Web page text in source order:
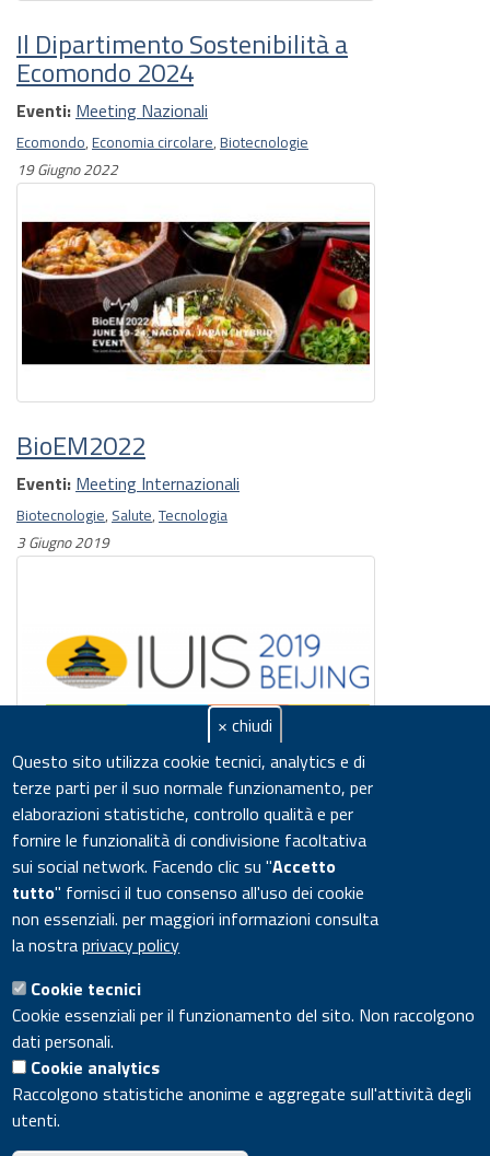
Il Dipartimento Sostenibilità a
Ecomondo 2024
Eventi: Meeting Nazionali
Ecomondo, Economia circolare, Biotecnologie
19 Giugno 2022
BioEM2022
Eventi: Meeting Internazionali
Biotecnologie, Salute, Tecnologia
3 Giugno 2019
17th International Congress of
Immunology (IUIS 2019)
News: Attualità
Biotecnologie,Salute
Divisione Tecnologie e Metodologie per la Salvaguardia della
Salute - CR ENEA Casaccia Via Anguillarese 301, 00123
Roma. Segreteria di Divisione +0630483938,
tecs@enea.it
ENEA - Lungotevere Thaon di Revel, 76 - 00196 ROMA Italia
× chiudi
Questo sito utilizza cookie tecnici, analytics e di
terze parti per il suo normale funzionamento, per
elaborazioni statistiche, controllo qualità e per
fornire le funzionalità di condivisione facoltativa
sui social network. Facendo clic su "Accetto
tutto" fornisci il tuo consenso all'uso dei cookie
non essenziali. per maggiori informazioni consulta
la nostraprivacy policy
Cookie tecnici
Cookie essenziali per il funzionamento del sito. Non raccolgono
dati personali.
Cookie analytics
Raccolgono statistiche anonime e aggregate sull'attività degli
utenti.